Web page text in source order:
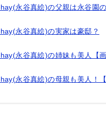
永谷真絵)の父親は永谷園
永谷真絵)の実家は豪邸？
永谷真絵)の姉妹も美人【画
永谷真絵)の母親も美人！【